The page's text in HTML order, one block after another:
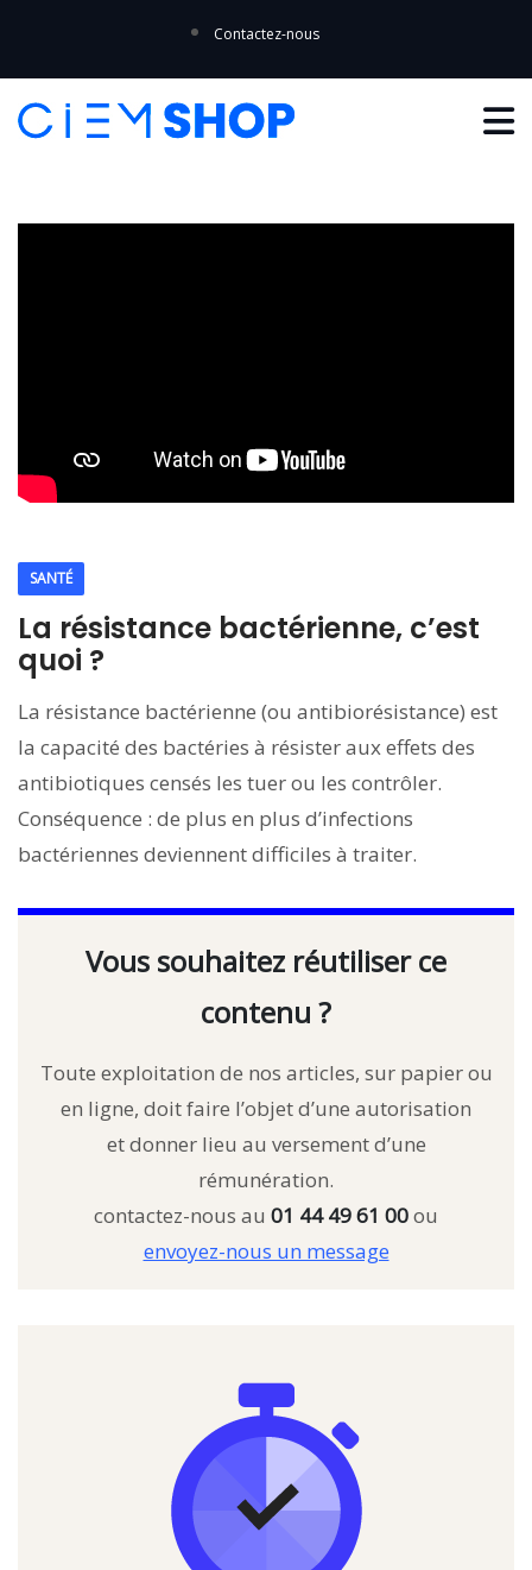
Contactez-nous
SANTÉ
La résistance bactérienne, c’est
quoi ?
La résistance bactérienne (ou antibiorésistance) est
la capacité des bactéries à résister aux effets des
antibiotiques censés les tuer ou les contrôler.
Conséquence : de plus en plus d’infections
bactériennes deviennent difficiles à traiter.
Vous souhaitez réutiliser ce
contenu ?
Toute exploitation de nos articles, sur papier ou
en ligne, doit faire l’objet d’une autorisation
et donner lieu au versement d’une
rémunération.
contactez-nous au 01 44 49 61 00ou
envoyez-nous un message